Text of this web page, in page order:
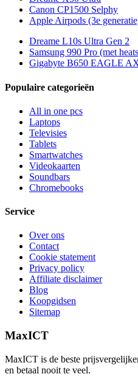
Canon CP1500 Selphy
Apple Airpods (3e
Dreame L10s Ultra Gen 2
Samsung 990 Pro (met
Gigabyte B650 EAGLE
Populaire categorieën
All in one pcs
Laptops
Televisies
Tablets
Smartwatches
Videokaarten
Soundbars
Chromebooks
Service
Over ons
Contact
Cookie statement
Privacy policy
Affiliate disclaimer
Blog
Koopgidsen
Sitemap
MaxICT
MaxICT is de beste
en betaal nooit te veel.